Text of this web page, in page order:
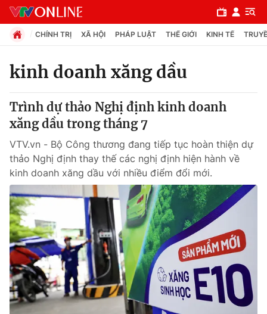
Chuyên mục
Chính trị
Xã hội
Pháp luật
Y tế
Thế giới
Tin tức
Thế giới đó đây
Kinh tế
CHÍNH TRỊ XÃ HỘI PHÁP LUẬT THẾ GIỚI KINH TẾ
kinh doanh xăng dầu
Trình dự thảo Nghị định kinh doanh
xăng dầu trong tháng 7
VTV.vn - Bộ Công thương đang tiếp tục hoàn thiện dự
thảo Nghị định thay thế các nghị định hiện hành về
kinh doanh xăng dầu với nhiều điểm đổi mới.